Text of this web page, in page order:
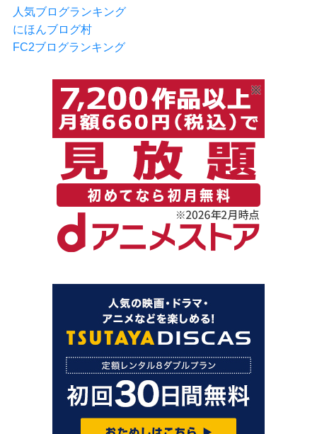
人気ブログランキング
にほんブログ村
FC2ブログランキング